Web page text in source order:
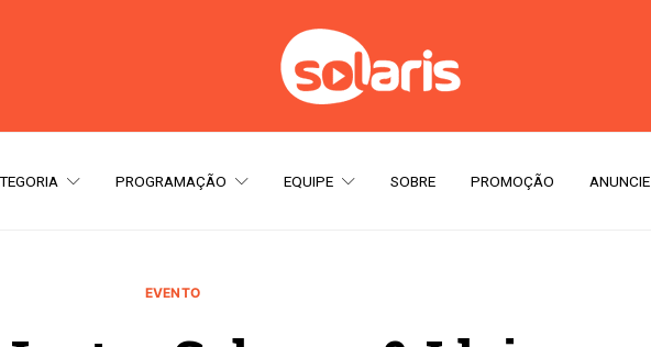
PROGRAMAÇÃO EQUIPE SOBRE PROMOÇÃO ANUNCIE
EVENTO